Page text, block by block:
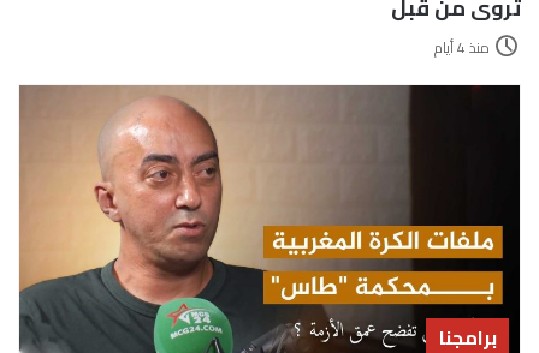
منذ 4 أيام
برامجنا